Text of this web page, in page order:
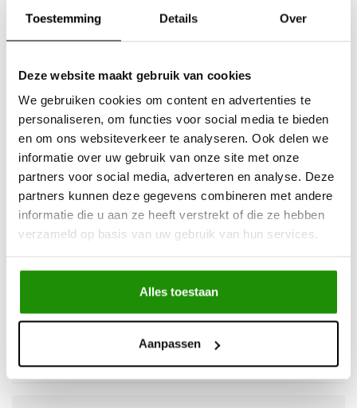
Toestemming Details Over
Deze website maakt gebruik van cookies
We gebruiken cookies om content en advertenties te
personaliseren, om functies voor social media te bieden
en om ons websiteverkeer te analyseren. Ook delen we
informatie over uw gebruik van onze site met onze
partners voor social media, adverteren en analyse. Deze
partners kunnen deze gegevens combineren met andere
informatie die u aan ze heeft verstrekt of die ze hebben
verzameld op basis van uw gebruik van hun services.
Alles toestaan
Aanpassen
€175,73
Incl. btw
€3.092,73
Incl. btw
Aeroklas Stylish
window - without
central locking - V7V7;
LK6A ontario green -
Volkswagen D/C 2010-
€2.259,65
Incl. btw
Aeroklas Stylish
window - without
central locking - primer
- Toyota D/C 2005-
2015
€2.136,14
€2.584,73
Incl. btw